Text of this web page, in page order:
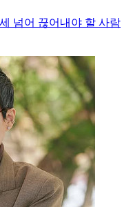
넘어 끊어내야 할 사람